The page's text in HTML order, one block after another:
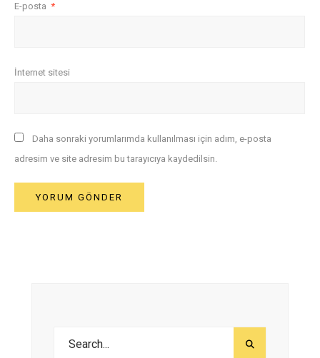
E-posta *
İnternet sitesi
Daha sonraki yorumlarımda kullanılması için adım, e-posta
adresim ve site adresim bu tarayıcıya kaydedilsin.